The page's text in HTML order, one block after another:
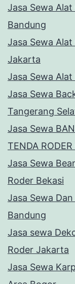
Jasa Sewa
Bandung
Jasa Sewa
Jakarta
Jasa Sewa
Jasa Sewa
Tangerang
Jasa Sewa
TENDA
Jasa Sewa
Roder Bekasi
Jasa Sewa
Bandung
Jasa sewa
Roder Jakarta
Jasa Sewa